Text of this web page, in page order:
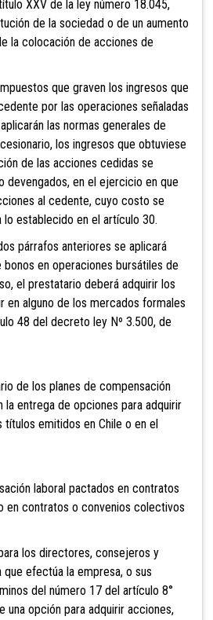
XXV de la ley número 18.045,
de la sociedad o de un aumento
la colocación de acciones de
que graven los ingresos que
por las operaciones señaladas
las normas generales de
los ingresos que obtuviese
de las acciones cedidas se
devengados, en el ejercicio en que
al cedente, cuyo costo se
establecido en el artículo 30.
párrafos anteriores se aplicará
en operaciones bursátiles de
el prestatario deberá adquirir los
en alguno de los mercados formales
48 del decreto ley Nº 3.500, de
de los planes de compensación
la entrega de opciones para adquirir
emitidos en Chile o en el
laboral pactados en contratos
en contratos o convenios colectivos
los directores, consejeros y
efectúa la empresa, o sus
del número 17 del artículo 8°
una opción para adquirir acciones,